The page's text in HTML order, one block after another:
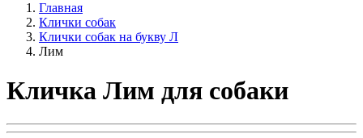
Главная
Клички собак
Клички собак на букву Л
Лим
Кличка Лим для собаки